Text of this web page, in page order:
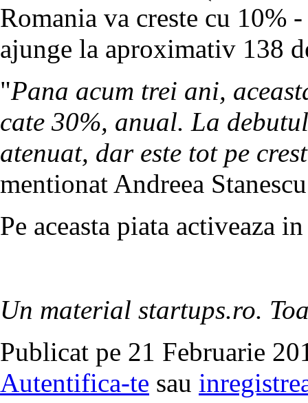
Romania va creste cu 10%
ajunge la aproximativ 138
"Pana acum trei ani,
cate 30%, anual. La
atenuat, dar este tot pe
mentionat Andreea
Pe aceasta piata activeaza
Un material startups.ro.
Publicat pe 21 Februarie
Autentifica-te sau